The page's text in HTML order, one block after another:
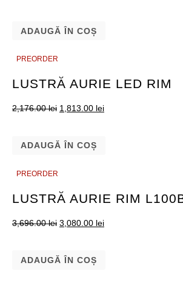
ADAUGĂ ÎN COȘ
PREORDER
PREORDER
LUSTRĂ AURIE LED RIM
2,176.00lei 1,813.00 lei
ADAUGĂ ÎN COȘ
PREORDER
PREORDER
LUSTRĂ AURIE RIM
3,696.00lei 3,080.00 lei
ADAUGĂ ÎN COȘ